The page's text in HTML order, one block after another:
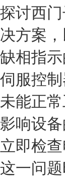
探讨西
决方案
缺相指
伺服控
未能正
影响设
立即检
这一问